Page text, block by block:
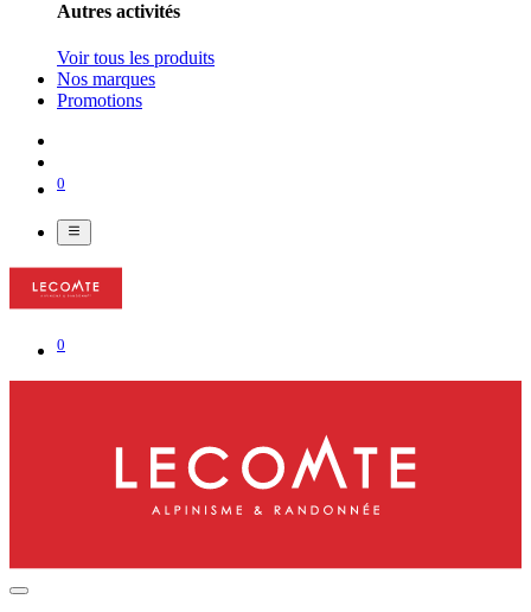
Autres activités
Voir tous les produits
Nos marques
Promotions
0
0